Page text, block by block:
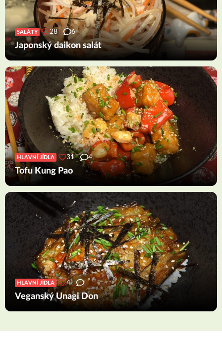
SALÁTY 28 6
Japonský daikon salát
HLAVNÍ JÍDLA 31 4
Tofu Kung Pao
HLAVNÍ JÍDLA 4
Veganský Unagi Don